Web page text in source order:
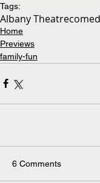
Tags:
Albany Theatre
Home
Previews
family-fun
6 Comments